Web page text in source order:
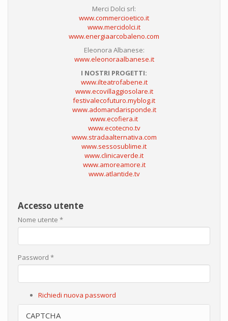
Merci Dolci srl:
www.commercioetico.it
www.mercidolci.it
www.energiaarcobaleno.com
Eleonora Albanese:
www.eleonoraalbanese.it
I NOSTRI PROGETTI:
www.ilteatrofabene.it
www.ecovillaggiosolare.it
festivalecofuturo.myblog.it
www.adomandarisponde.it
www.ecofiera.it
www.ecotecno.tv
www.stradaalternativa.com
www.sessosublime.it
www.clinicaverde.it
www.amoreamore.it
www.atlantide.tv
Accesso utente
Nome utente *
Password *
Richiedi nuova password
CAPTCHA